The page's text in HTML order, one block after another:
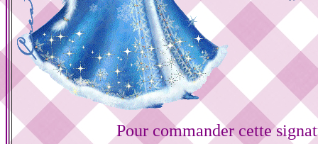
Pour commander cette